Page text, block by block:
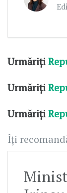
Urmăriți
Urmăriți
Urmăriți
Îți